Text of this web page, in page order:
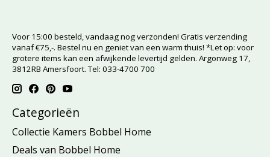
Voor 15:00 besteld, vandaag nog verzonden! Gratis verzending
vanaf €75,-. Bestel nu en geniet van een warm thuis! *Let op: voor
grotere items kan een afwijkende levertijd gelden. Argonweg 17,
3812RB Amersfoort. Tel: 033-4700 700
Categorieën
Collectie Kamers Bobbel Home
Deals van Bobbel Home